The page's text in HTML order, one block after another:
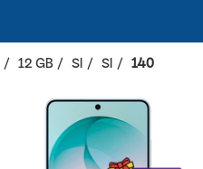
12 GB SI SI 140